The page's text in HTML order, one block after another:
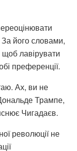
За його словами,
щоб лавірувати
преференції.
Ах, ви не
Трампе,
Чигадаєв.
революції не